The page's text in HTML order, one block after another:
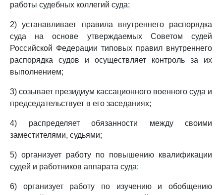
работы судебных коллегий суда;
2) устанавливает правила внутреннего распорядка
суда на основе утверждаемых Советом судей
Российской Федерации типовых правил внутреннего
распорядка судов и осуществляет контроль за их
выполнением;
3) созывает президиум кассационного военного суда и
председательствует в его заседаниях;
4) распределяет обязанности между своими
заместителями, судьями;
5) организует работу по повышению квалификации
судей и работников аппарата суда;
6) организует работу по изучению и обобщению